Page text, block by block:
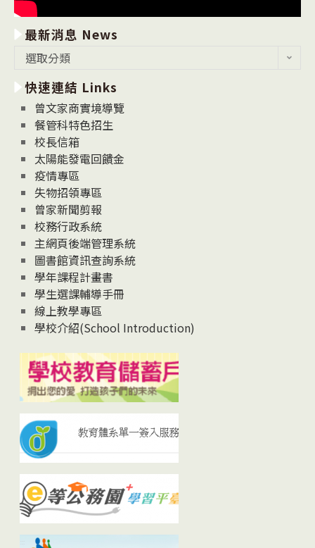
最新消息 News
消
息
News
選取分類
快速連結 Links
曾文家商實境導覽
餐管科特色招生
校長信箱
太陽能發電回饋金
疫情專區
失物招領專區
曾家新聞剪報
校務行政系統
主網頁後端管理系統
圖書館資訊查詢系統
學年課程計畫書
學生選課輔導手冊
線上教學專區
學校介紹(School Introduction)